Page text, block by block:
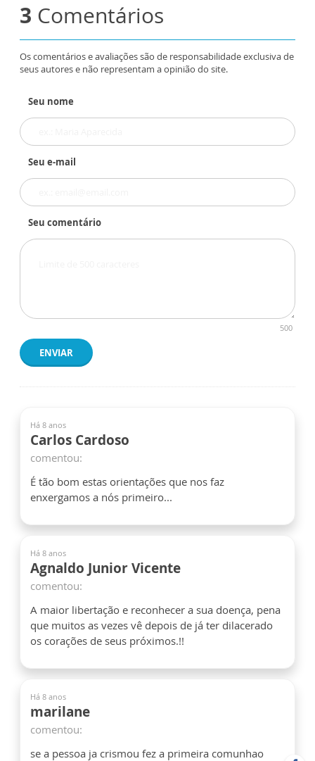
3 Comentários
Os comentários e avaliações são de responsabilidade exclusiva de
seus autores e não representam a opinião do site.
Seu nome
Seu e-mail
Seu comentário
500
ENVIAR
Há 8 anos
Carlos Cardoso
comentou:
É tão bom estas orientações que nos faz
enxergamos a nós primeiro...
Há 8 anos
Agnaldo Junior Vicente
comentou:
A maior libertação e reconhecer a sua doença, pena
que muitos as vezes vê depois de já ter dilacerado
os corações de seus próximos.!!
Há 8 anos
marilane
comentou:
se a pessoa ja crismou fez a primeira comunhao